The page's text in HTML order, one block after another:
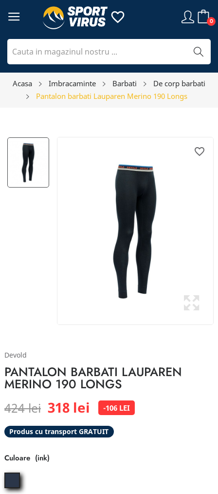
0
favorite_border
Acasa Imbracaminte Barbati
De corp barbati
Pantalon barbati Lauparen Merino 190 Longs
favorite_border
Devold
PANTALON BARBATI LAUPAREN
MERINO 190 LONGS
424 lei 318 lei -106 LEI
Produs cu transport GRATUIT
Culoare
ink